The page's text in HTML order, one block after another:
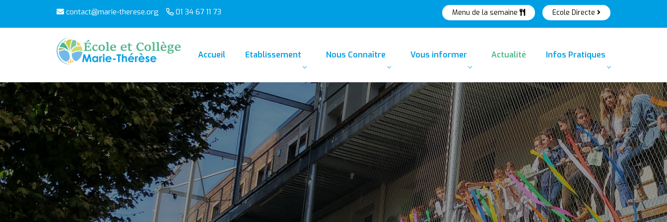
contact@marie-therese.org 01 34 67 11 73 Menu de la semaine Ecole Directe
Accueil Etablissement Nous Connaître Vous informer Actualité Infos Pratiques